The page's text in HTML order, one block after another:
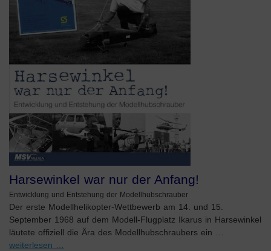
Harsewinkel war nur der Anfang!
Entwicklung und Entstehung der Modellhubschrauber
Der erste Modellhelikopter-Wettbewerb am 14. und 15.
September 1968 auf dem Modell-Flugplatz Ikarus in Harsewinkel
läutete offiziell die Ära des Modellhubschraubers ein …
weiterlesen …